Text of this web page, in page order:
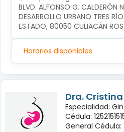
BLVD. ALFONSO G. CALDERÓN
DESARROLLO URBANO TRES
ESTADO, 80050 CULIACÁN
Horarios disponibles
Dra.
Especialidad:
Cédula:
General Cédula: